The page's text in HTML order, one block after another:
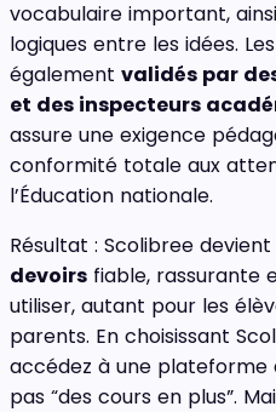
vocabulaire important,
logiques entre les idées.
également validés par
et des inspecteurs
assure une exigence
conformité totale aux
l’Éducation nationale.
Résultat : Scolibree
devoirs fiable, rassurante
utiliser, autant pour les
parents. En choisissant
accédez à une plateforme
pas “des cours en plus”.